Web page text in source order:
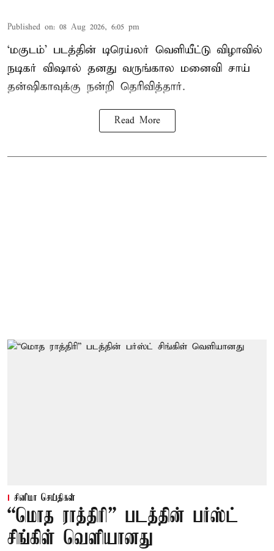
Published on: 08 Aug 2026, 6:05 pm
‘மகுடம்’ படத்தின் டிரெய்லர் வெளியீட்டு விழாவில்
நடிகர் விஷால் தனது வருங்கால மனைவி சாய்
தன்ஷிகாவுக்கு நன்றி தெரிவித்தார்.
Read More
சினிமா செய்திகள்
“மொத ராத்திரி” படத்தின் பர்ஸ்ட்
சிங்கிள் வெளியானது